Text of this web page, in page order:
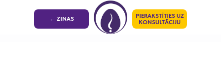
← ZINAS
PIERAKSTĪTIES UZ
KONSULTĀCIJU